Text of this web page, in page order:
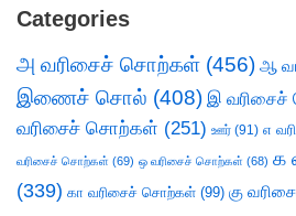
Categories
அ வரிசைச் சொற்கள் (456) ஆ
இணைச் சொல் (408) இ
வரிசைச் சொற்கள் (251) ஊர் (91) எ
வரிசைச் சொற்கள் (69) ஒ வரிசைச் சொற்கள் (68) க
(339) கா வரிசைச் சொற்கள் (99) கு